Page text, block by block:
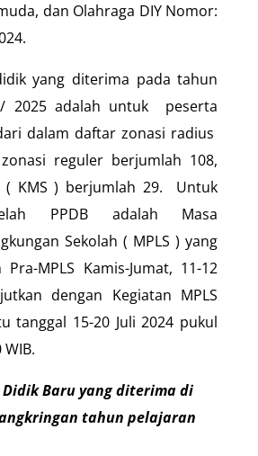
dan Olahraga DIY Nomor:
yang diterima pada tahun
2025 adalah untuk peserta
dalam daftar zonasi radius
reguler berjumlah 108,
( KMS ) berjumlah 29. Untuk
PPDB adalah Masa
Sekolah ( MPLS ) yang
MPLS Kamis-Jumat, 11-12
dengan Kegiatan MPLS
tanggal 15-20 Juli 2024 pukul
WIB.
Baru yang diterima di
tahun pelajaran